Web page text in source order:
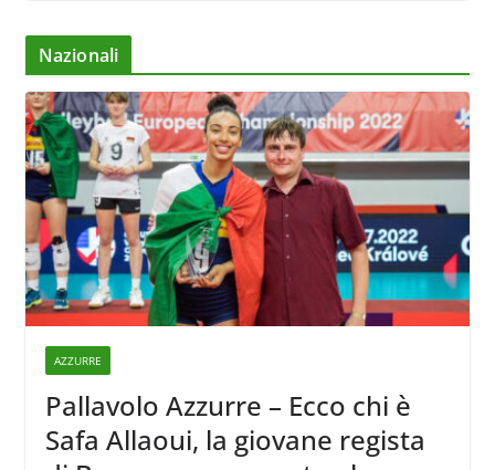
Nazionali
AZZURRE
Pallavolo Azzurre – Ecco chi è
Safa Allaoui, la giovane regista